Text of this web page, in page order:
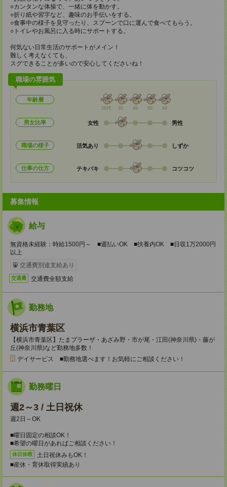
○カンタンな体操で、一緒に体を動かす。
○折り紙や習字など、趣味のお手伝いをする。
○食事中の様子を見守ったり、スプーンで口に運んで食べてもらう。
○トイレやお風呂に入る時にサポートする。
何気ない日常生活のサポートがメイン！
難しく考えなくても、
スグできることが多いので安心してくださいね！
職場の雰囲気
年齢層
20代 30 40 50 60
男女比率 女性 男性
職場の様子 活気あり しずか
仕事の仕方 テキパキ コツコツ
募集情報
給与
無資格未経験：時給1500円～ ■週払いOK ■扶養内OK ■日収1万2000円
以上
交通費別途支給あり
交通費 交通費全額支給
勤務地
横浜市青葉区
【横浜市青葉区】たまプラーザ・あざみ野・市が尾・江田(神奈川県)・藤が
丘(神奈川県)など勤務地多数！
デイサービス ■勤務地選べます！お気軽にご相談ください！
勤務曜日
週2～3 / 土日祝休
週2日～OK
■曜日固定の相談OK！
■希望の曜日があればご相談ください！
休日休暇
土日祝休みもOK！
■産休・育休取得実績あり